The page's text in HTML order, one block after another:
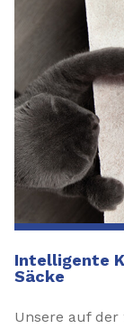
Intelligente
Säcke
Unsere auf der